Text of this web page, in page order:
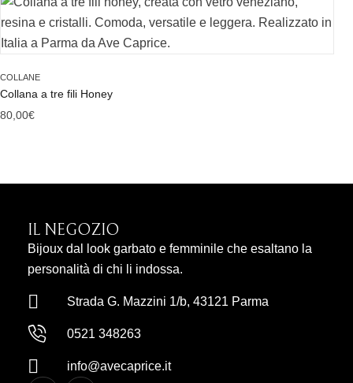
COLLANE
Collana a tre fili Honey
80,00€
IL NEGOZIO
Bijoux dal look garbato e femminile che esaltano la
personalità di chi li indossa.
Strada G. Mazzini 1/b, 43121 Parma
0521 348263
info@avecaprice.it